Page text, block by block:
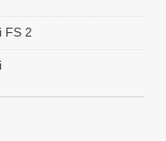
FS 2